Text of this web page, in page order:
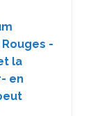
-
la
en